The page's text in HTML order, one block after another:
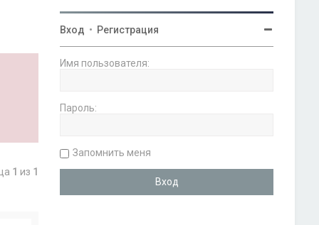
1 из 1
Вход • Регистрация
Имя пользователя:
Пароль:
Запомнить меня